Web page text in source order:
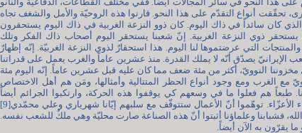
تحقّقت أنواع التقدّم على هذا النحو. قارنوا هذه الروحيّة والأمل والشغف تجاه
كان سائداً في ذاك اليوم. كان ذوو النزعة الغربية في ذاك اليوم يستحقرون
ذوي النزعة الغربية. إنّ شعبنا يستحقر اليوم أصحاب ذاك الفكر وتلك
التي عرضتموها لنا اليوم. هذا استحقارٌ لذوي النزعة الغربيّة. إنّه إظهارٌ
الإيرانيّ يصدّق أنّه لا يملك القدرة. منذ عشرين عاماً والغرب يعمل على قدراتنا
أي مخزوننا النوويّ، أكثر من مئة ضعف مما كان عليه قبل عشرين عاماً. إنّه اليوم مئة
النوويّ مع الغرب ومع وجود أنواع الحظر المتتالية وأمثالها، ومَن هم أهل الاختصاص
طبعاً هم فعلوا ما في وسعهم كي يوقفوا هذه الحركة، وارتكبوا الجرائم أيضاً
واغتالوا. لقد سلبونا بجرائمهم هؤلاء العلماء الأعزّاء. توهّموا أنّ الأعمال ستتوقّف مع سلبهم إيّانا شهرياري وعلي محمّدي[9]
فشبابنا وعلماؤنا أثبتوا أنّ هذه الصناعة صارت محليّة وهي ملكٌ للشعب نفسه.
يقرّون به الآن أيضاً.